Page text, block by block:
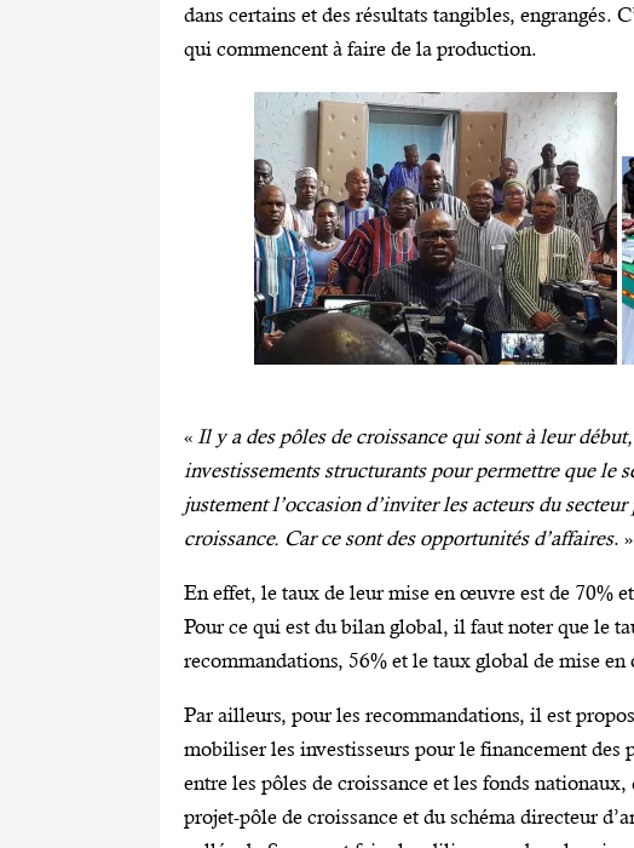
dans certains et des résultats tangibles, engrangés.
qui commencent à faire de la production.
« Il y a des pôles de croissance qui sont à leur
investissements structurants pour permettre que le
justement l’occasion d’inviter les acteurs du
croissance. Car ce sont des opportunités d’affaires.
En effet, le taux de leur mise en œuvre est de 70%
Pour ce qui est du bilan global, il faut noter que le
recommandations, 56% et le taux global de mise
Par ailleurs, pour les recommandations, il est
mobiliser les investisseurs pour le financement des
entre les pôles de croissance et les fonds
projet-pôle de croissance et du schéma directeur